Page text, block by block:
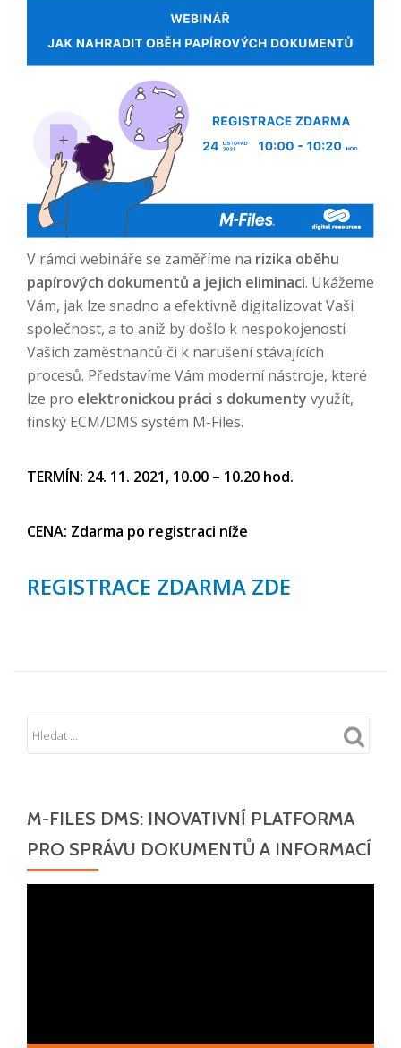
V rámci webináře se zaměříme na rizika oběhu
papírových dokumentů a jejich eliminaci. Ukážeme
Vám, jak lze snadno a efektivně digitalizovat Vaši
společnost, a to aniž by došlo k nespokojenosti
Vašich zaměstnanců či k narušení stávajících
procesů. Představíme Vám moderní nástroje, které
lze pro elektronickou práci s dokumenty využít,
finský ECM/DMS systém M-Files.
TERMÍN: 24. 11. 2021, 10.00 – 10.20 hod.
CENA: Zdarma po registraci níže
REGISTRACE ZDARMA ZDE
M-FILES DMS: INOVATIVNÍ PLATFORMA
PRO SPRÁVU DOKUMENTŮ A INFORMACÍ